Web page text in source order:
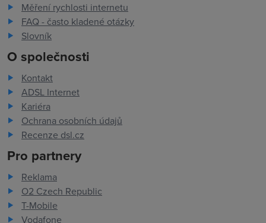
Měření rychlosti internetu
FAQ - často kladené otázky
Slovník
O společnosti
Kontakt
ADSL Internet
Kariéra
Ochrana osobních údajů
Recenze dsl.cz
Pro partnery
Reklama
O2 Czech Republic
T-Mobile
Vodafone